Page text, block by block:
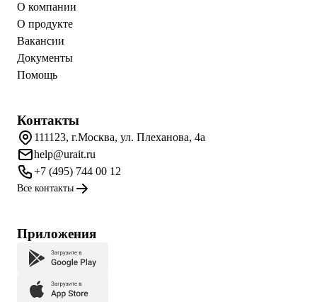
О компании
О продукте
Вакансии
Документы
Помощь
Контакты
111123, г.Москва, ул. Плеханова, 4а
help@urait.ru
+7 (495) 744 00 12
Все контакты
Приложения